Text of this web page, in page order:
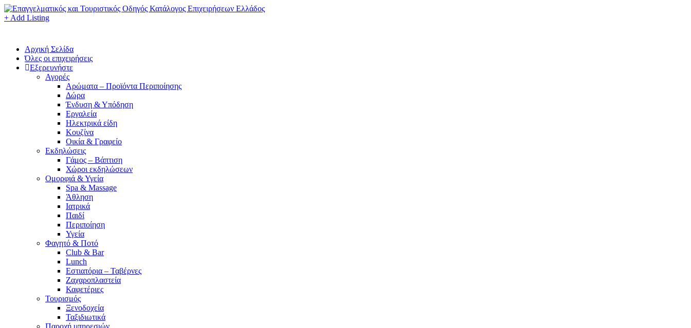
+ Add Listing
Αρχική Σελίδα
Όλες οι επιχειρήσεις
Εξερευνήστε
Αγορές
Αρώματα – Προϊόντα Περιποίησης
Δώρα
Ένδυση & Υπόδηση
Εργαλεία
Ηλεκτρικά είδη
Κουζίνα
Οικία & Γραφείο
Εκδηλώσεις
Γάμος – Βάπτιση
Χώροι εκδηλώσεων
Ομορφιά & Υγεία
Spa & Massage
Άθληση
Ιατρικά
Παιδί
Περιποίηση
Υγεία
Φαγητό & Ποτό
Club & Bar
Lunch
Εστιατόρια – Ταβέρνες
Ζαχαροπλαστεία
Καφετέριες
Τουρισμός
Ξενοδοχεία
Ταξιδιωτικά
Παροχή υπηρεσιών